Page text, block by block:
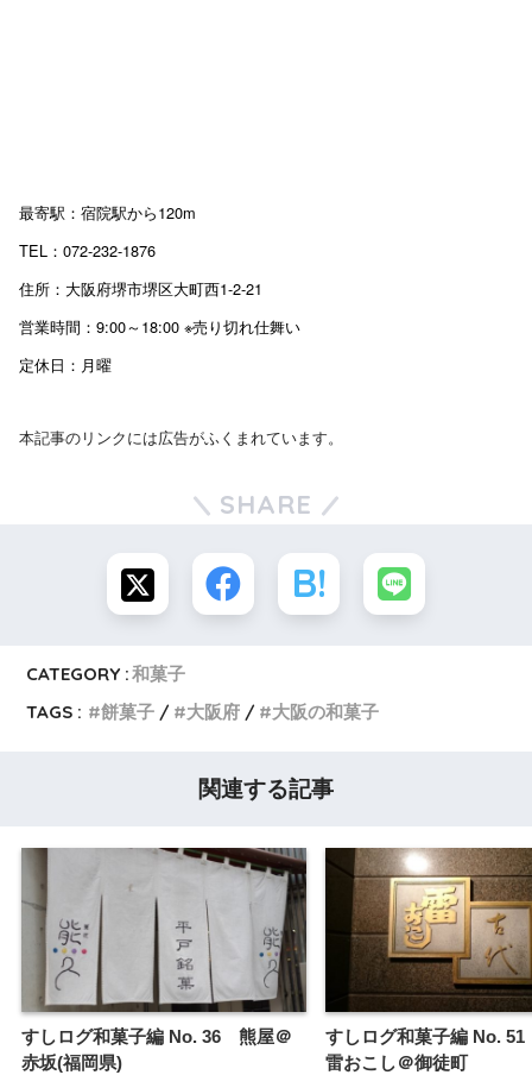
最寄駅：宿院駅から120m
TEL：072-232-1876
住所：大阪府堺市堺区大町西1-2-21
営業時間：9:00～18:00 ※売り切れ仕舞い
定休日：月曜
本記事のリンクには広告がふくまれています。
SHARE
CATEGORY :和菓子
TAGS :
餅菓子 大阪府 大阪の和菓子
関連する記事
すしログ和菓子編 No. 36 熊屋＠
赤坂(福岡県)
すしログ和菓子編 No.
雷おこし＠御徒町